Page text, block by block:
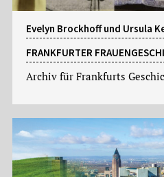
Evelyn Brockhoff und Ursula
FRANKFURTER
Archiv für Frankfurts